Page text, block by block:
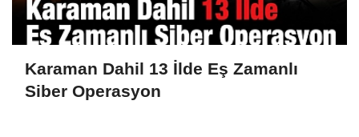
Karaman Dahil 13 İlde Eş Zamanlı
Siber Operasyon